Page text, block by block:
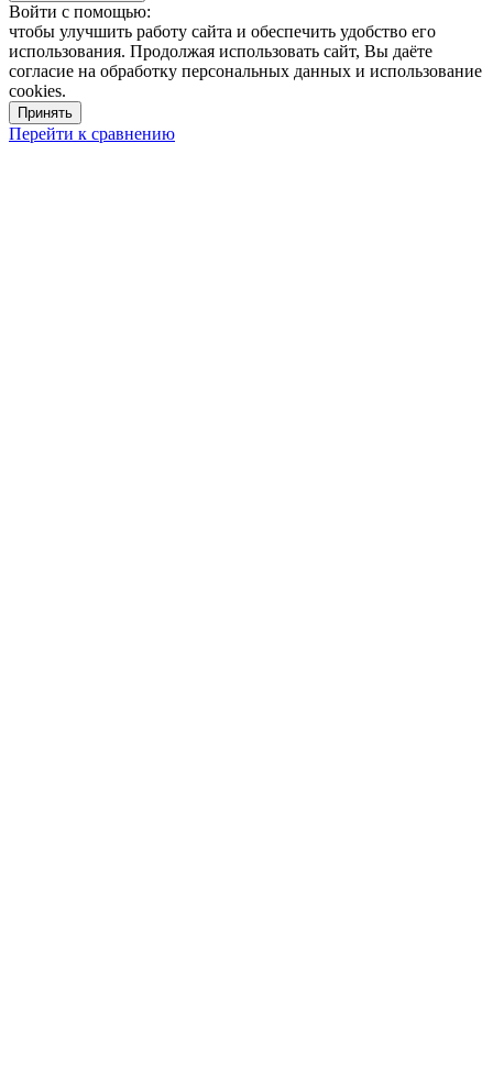
Войти с помощью:
чтобы улучшить работу сайта и обеспечить удобство его
использования. Продолжая использовать сайт, Вы даёте
согласие на обработку персональных данных и использование
cookies.
Принять
Перейти к сравнению